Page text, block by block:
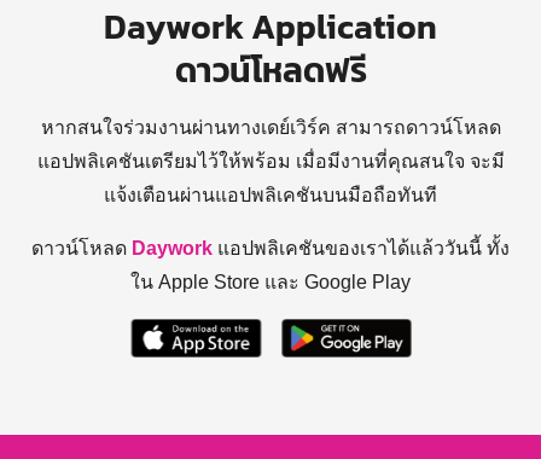
Daywork Application
ดาวน์โหลดฟรี
หากสนใจร่วมงานผ่านทางเดย์เวิร์ค สามารถดาวน์โหลด
แอปพลิเคชันเตรียมไว้ให้พร้อม เมื่อมีงานที่คุณสนใจ จะมี
แจ้งเตือนผ่านแอปพลิเคชันบนมือถือทันที
ดาวน์โหลด Daywork แอปพลิเคชันของเราได้แล้ววันนี้ ทั้ง
ใน Apple Store และ Google Play